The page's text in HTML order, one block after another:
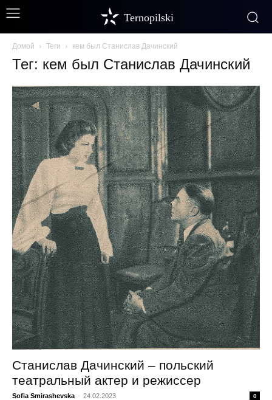
Ternopilski
Домой Теги кем был Станислав Дачинский
Тег: кем был Станислав Дачинский
Станислав Дачинский – польский
театральный актер и режиссер
Sofia Smirashevska - 24.02.2023 0